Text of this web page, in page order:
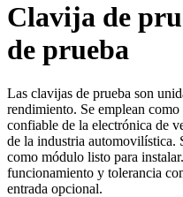
Clavija de
de prueba
Las clavijas de prueba son
rendimiento. Se emplean
confiable de la electrónica de
de la industria automovilística.
como módulo listo para
funcionamiento y tolerancia
entrada opcional.